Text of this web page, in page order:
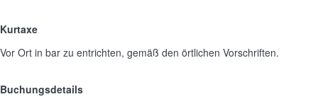
Kurtaxe
Vor Ort in bar zu entrichten, gemäß den örtlichen Vorschriften.
Buchungsdetails